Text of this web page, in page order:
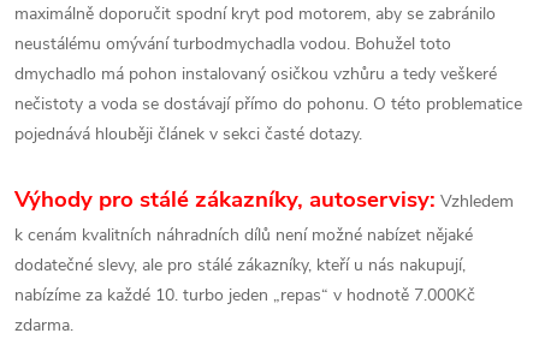
maximálně doporučit spodní kryt pod motorem, aby se zabránilo
neustálému omývání turbodmychadla vodou. Bohužel toto
dmychadlo má pohon instalovaný osičkou vzhůru a tedy veškeré
nečistoty a voda se dostávají přímo do pohonu. O této problematice
pojednává hlouběji článek v sekci časté dotazy.
Výhody pro stálé zákazníky, autoservisy: Vzhledem
k cenám kvalitních náhradních dílů není možné nabízet nějaké
dodatečné slevy, ale pro stálé zákazníky, kteří u nás nakupují,
nabízíme za každé 10. turbo jeden „repas“ v hodnotě 7.000Kč
zdarma.